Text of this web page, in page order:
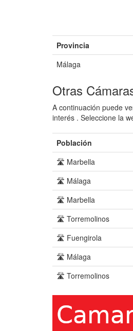
Provincia
Málaga
Otras
A continuación puede
interés . Seleccione la
Población
🛣️ Marbella
🛣️ Málaga
🛣️ Marbella
🛣️ Torremolinos
🛣️ Fuengirola
🛣️ Málaga
🛣️ Torremolinos